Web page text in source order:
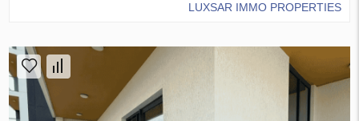
LUXSAR IMMO PROPERTIES